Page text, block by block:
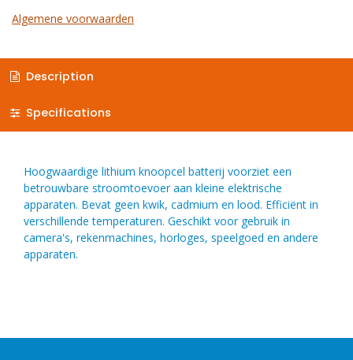
Algemene voorwaarden
Description
Specifications
Hoogwaardige lithium knoopcel batterij voorziet een
betrouwbare stroomtoevoer aan kleine elektrische
apparaten. Bevat geen kwik, cadmium en lood. Efficiënt in
verschillende temperaturen. Geschikt voor gebruik in
camera's, rekenmachines, horloges, speelgoed en andere
apparaten.